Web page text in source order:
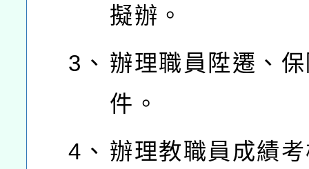
擬辦。
3、 辦理職員陞遷、
件。
4、 辦理教職員成績